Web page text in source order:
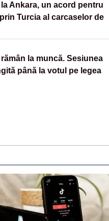
Ankara, un acord pentru
Turcia al carcaselor de
la muncă. Sesiunea
până la votul pe legea